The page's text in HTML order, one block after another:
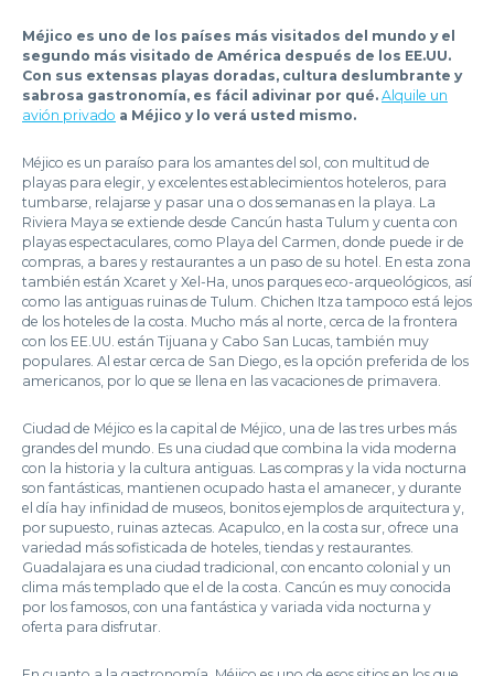
Méjico es uno de los países más visitados del mundo y el
segundo más visitado de América después de los EE.UU.
Con sus extensas playas doradas, cultura deslumbrante y
sabrosa gastronomía, es fácil adivinar por qué. Alquile un
avión privado a Méjico y lo verá usted mismo.
Méjico es un paraíso para los amantes del sol, con multitud de
playas para elegir, y excelentes establecimientos hoteleros, para
tumbarse, relajarse y pasar una o dos semanas en la playa. La
Riviera Maya se extiende desde Cancún hasta Tulum y cuenta con
playas espectaculares, como Playa del Carmen, donde puede ir de
compras, a bares y restaurantes a un paso de su hotel. En esta zona
también están Xcaret y Xel-Ha, unos parques eco-arqueológicos, así
como las antiguas ruinas de Tulum. Chichen Itza tampoco está lejos
de los hoteles de la costa. Mucho más al norte, cerca de la frontera
con los EE.UU. están Tijuana y Cabo San Lucas, también muy
populares. Al estar cerca de San Diego, es la opción preferida de los
americanos, por lo que se llena en las vacaciones de primavera.
Ciudad de Méjico es la capital de Méjico, una de las tres urbes más
grandes del mundo. Es una ciudad que combina la vida moderna
con la historia y la cultura antiguas. Las compras y la vida nocturna
son fantásticas, mantienen ocupado hasta el amanecer, y durante
el día hay infinidad de museos, bonitos ejemplos de arquitectura y,
por supuesto, ruinas aztecas. Acapulco, en la costa sur, ofrece una
variedad más sofisticada de hoteles, tiendas y restaurantes.
Guadalajara es una ciudad tradicional, con encanto colonial y un
clima más templado que el de la costa. Cancún es muy conocida
por los famosos, con una fantástica y variada vida nocturna y
oferta para disfrutar.